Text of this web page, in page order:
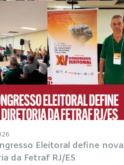
Eleitoral define nova
da Fetraf RJ/ES